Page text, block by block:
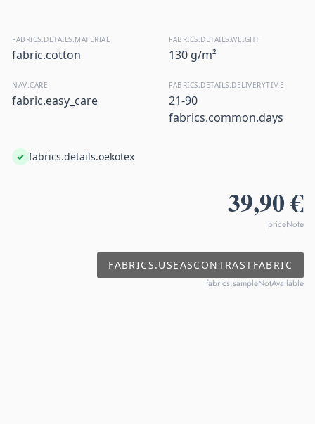
FABRICS.DETAILS.MATERIAL
fabric.cotton
FABRICS.DETAILS.WEIGHT
130 g/m²
NAV.CARE
fabric.easy_care
FABRICS.DETAILS.DELIVERYTIME
21-90
fabrics.common.days
fabrics.details.oekotex
39,90 €
priceNote
FABRICS.USEASCONTRASTFABRIC
fabrics.sampleNotAvailable